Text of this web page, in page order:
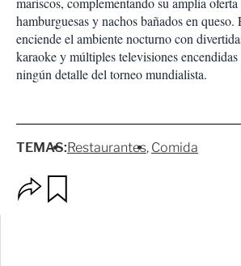
hamburguesas y nachos bañados en
enciende el ambiente nocturno con
karaoke y múltiples televisiones
ningún detalle del torneo mundialista.
TEMAS: Restaurantes Comida